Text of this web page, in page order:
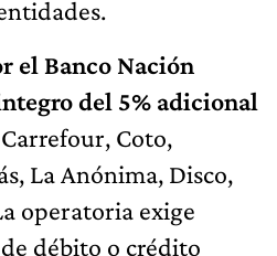
el Banco Nación
del 5% adicional
Coto,
La Anónima, Disco,
operatoria exige
débito o crédito